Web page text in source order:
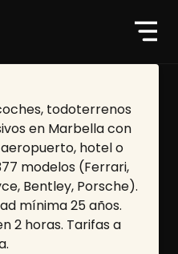
todoterrenos
en Marbella con
hotel o
modelos (Ferrari,
Bentley, Porsche).
mínima 25 años.
2 horas. Tarifas a